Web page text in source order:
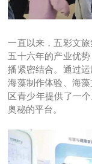
一直以来，五彩文
五十六年的产业优
播紧密结合。通过
海藻制作体验、海
区青少年提供了一
奥秘的平台。